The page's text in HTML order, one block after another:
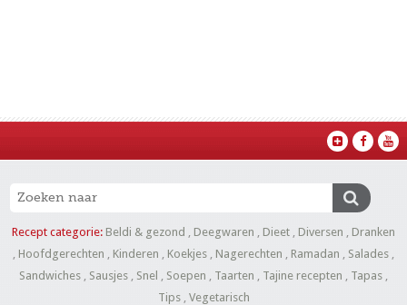
Recept categorie: Beldi & gezond , Deegwaren , Dieet , Diversen , Dranken
, Hoofdgerechten , Kinderen , Koekjes , Nagerechten , Ramadan , Salades ,
Sandwiches , Sausjes , Snel , Soepen , Taarten , Tajine recepten , Tapas ,
Tips, Vegetarisch